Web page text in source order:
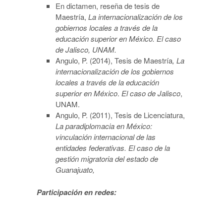
En dictamen, reseña de tesis de
Maestría, La internacionalización de los
gobiernos locales a través de la
educación superior en México. El caso
de Jalisco, UNAM.
Angulo, P. (2014), Tesis de Maestría, La
internacionalización de los gobiernos
locales a través de la educación
superior en México. El caso de Jalisco,
UNAM.
Angulo, P. (2011), Tesis de Licenciatura,
La paradiplomacia en México:
vinculación internacional de las
entidades federativas. El caso de la
gestión migratoria del estado de
Guanajuato,
Participación en redes: